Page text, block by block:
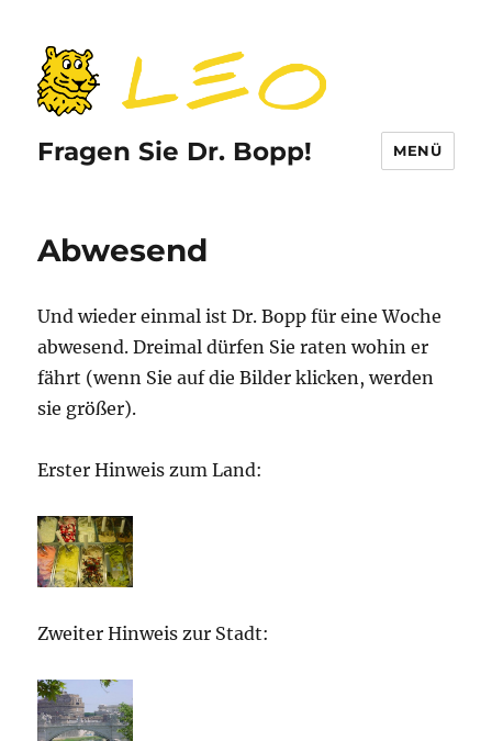
Fragen Sie Dr. Bopp! MENÜ
Abwesend
Und wieder einmal ist Dr. Bopp für eine Woche
abwesend. Dreimal dürfen Sie raten wohin er
fährt (wenn Sie auf die Bilder klicken, werden
sie größer).
Erster Hinweis zum Land:
Zweiter Hinweis zur Stadt: